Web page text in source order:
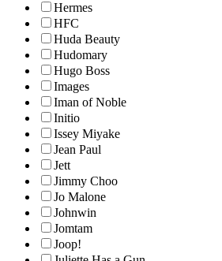
Hermes
HFC
Huda Beauty
Hudomary
Hugo Boss
Images
Iman of Noble
Initio
Issey Miyake
Jean Paul
Jett
Jimmy Choo
Jo Malone
Johnwin
Jomtam
Joop!